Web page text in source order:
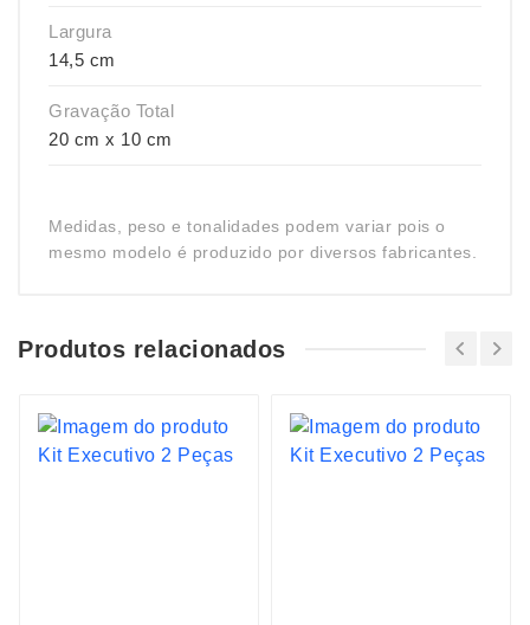
Largura
14,5 cm
Gravação Total
20 cm x 10 cm
Medidas, peso e tonalidades podem variar pois o
mesmo modelo é produzido por diversos fabricantes.
Produtos relacionados